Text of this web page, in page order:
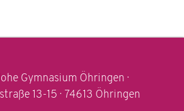
Gymnasium Öhringen ·
13-15 · 74613 Öhringen